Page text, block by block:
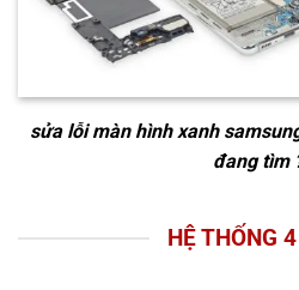
sửa lỗi màn hình xanh
đang tìm
HỆ THỐNG